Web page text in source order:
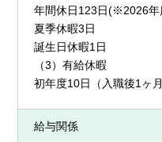
年間休日123日(※2026年
夏季休暇3日
誕生日休暇1日
（3）有給休暇
初年度10日（入職後1ヶ
給与関係